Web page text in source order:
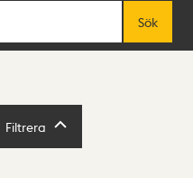
Sök
Filtrera